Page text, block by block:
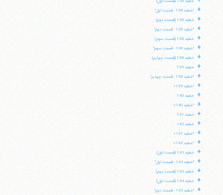
+ "خطبه 138 - قسمت اول"
+ خطبه 138 (قسمت دوم)
+ "خطبه 138 - قسمت دوم"
+ خطبه 138 (قسمت سوم)
+ "خطبه 138 - قسمت سوم"
+ خطبه 138 (قسمت چهارم)
+ خطبه 139
+ "خطبه 138 - قسمت چهارم"
+ "خطبه 139»
+ خطبه 140
+ "خطبه 140»
+ خطبه 141
+ خطبه 142
+ "خطبه 141»
+ "خطبه 142»
+ خطبه 143 (قسمت اول)
+ "خطبه 143 - قسمت اول"
+ خطبه 143 (قسمت دوم)
+ خطبه 144 (قسمت اول)
+ "خطبه 143 - قسمت دوم"